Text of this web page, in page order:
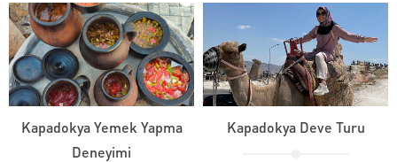
Kapadokya Yemek Yapma
Deneyimi
Kapadokya Deve Turu